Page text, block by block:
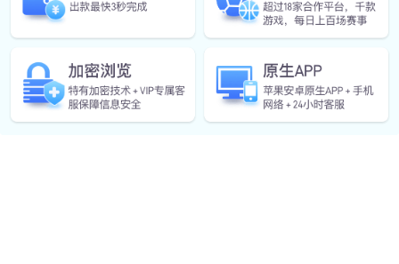
English